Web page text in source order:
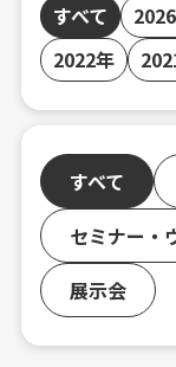
すべて
2022年
すべて
セミナー・
展示会